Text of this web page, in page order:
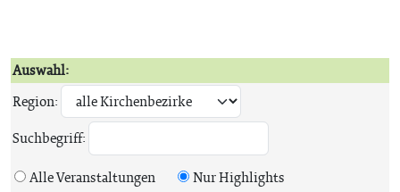
Auswahl:
Region:
Suchbegriff:
Alle Veranstaltungen Nur Highlights